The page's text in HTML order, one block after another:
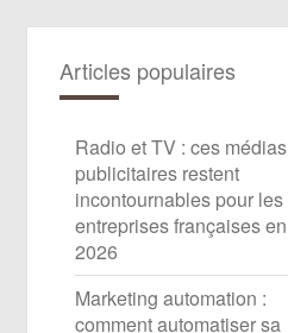
Articles populaires
Radio et TV : ces médias
publicitaires restent
incontournables pour les
entreprises françaises en
2026
Marketing automation :
comment automatiser sa